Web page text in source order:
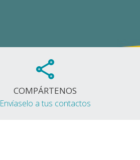
COMPÁRTENOS
Envíaselo a tus contactos